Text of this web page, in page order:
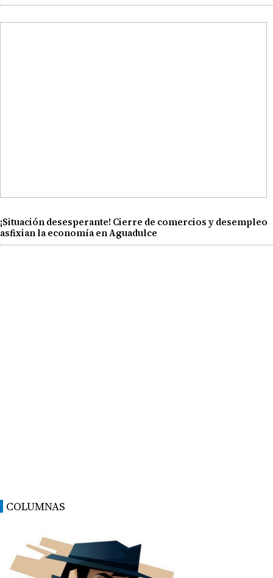
¡Situación desesperante! Cierre de comercios y desempleo
asfixian la economía en Aguadulce
COLUMNAS